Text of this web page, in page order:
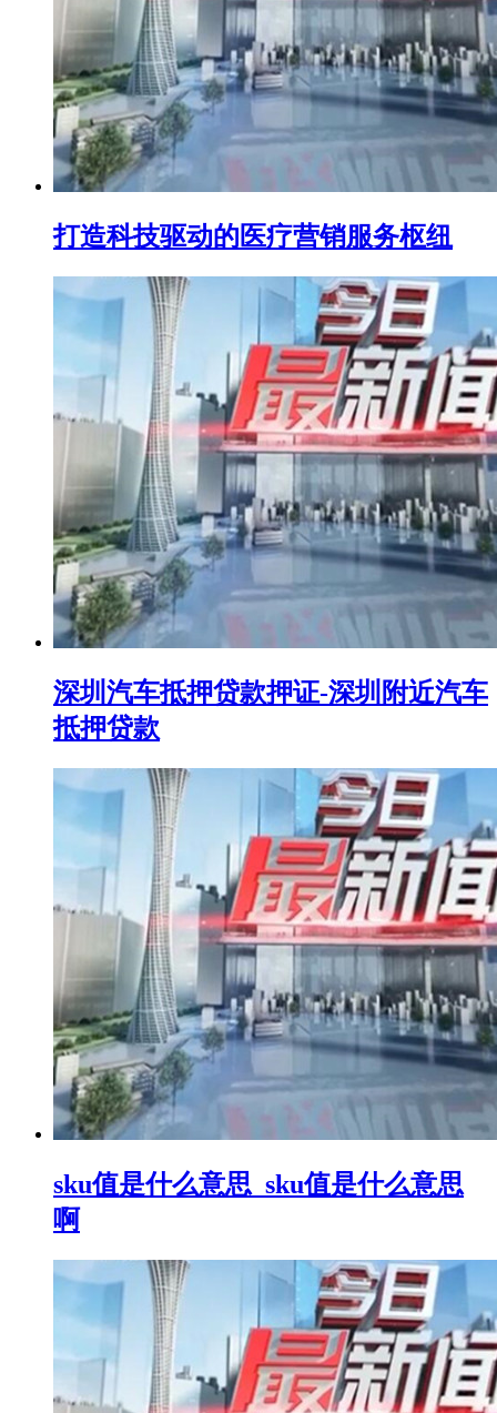
打造科技驱动的医疗营销服务枢纽
深圳汽车抵押贷款押证-深圳附近汽车
抵押贷款
sku值是什么意思_sku值是什么意思
啊